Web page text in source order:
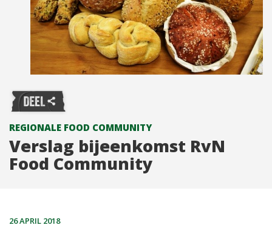
REGIONALE FOOD COMMUNITY
Verslag bijeenkomst RvN
Food Community
26 APRIL 2018